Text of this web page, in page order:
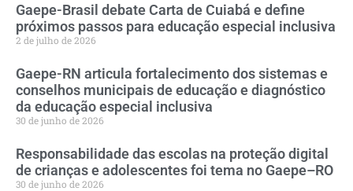
Gaepe-Brasil debate Carta de Cuiabá e define
próximos passos para educação especial inclusiva
2 de julho de 2026
Gaepe-RN articula fortalecimento dos sistemas e
conselhos municipais de educação e diagnóstico
da educação especial inclusiva
30 de junho de 2026
Responsabilidade das escolas na proteção digital
de crianças e adolescentes foi tema no Gaepe–RO
30 de junho de 2026